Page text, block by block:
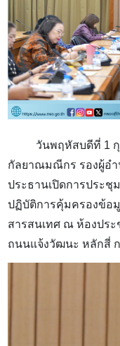
วันพฤหัสบดีที่ 1 กุม
กัลยาณมณีกร รองผู้อำ
ประธานเปิดการประชุม
ปฏิบัติการคุ้มครองข้อ
สารสนเทศ ณ ห้องปร
ถนนแจ้งวัฒนะ หลักสี่ ก